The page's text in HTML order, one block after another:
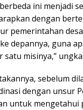
ini menjadi
dengan
pemerintahan
depannya, guna
misinya,”
sebelum
dengan unsur
untuk mengetahui